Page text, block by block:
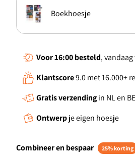
Boekhoesje
Standcase Hoesje
TPU Hoesje
TPU Case anti-shock
Voor 16:00besteld,
Klantscore9.0 met 16.000+
Gratis verzendingin NL en BE
Ontwerpje eigen hoesje
Combineer en bespaar 25% korting